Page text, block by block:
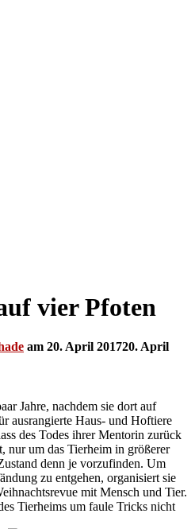
vier Pfoten
am 20. April 201720. April
Jahre, nachdem sie dort auf
ausrangierte Haus- und Hoftiere
des Todes ihrer Mentorin zurück
nur um das Tierheim in größerer
denn je vorzufinden. Um
zu entgehen, organisiert sie
mit Mensch und Tier.
Tierheims um faule Tricks nicht